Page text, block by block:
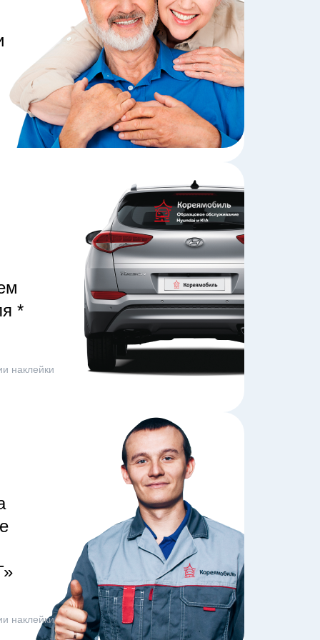
*
наклейки
наклейки